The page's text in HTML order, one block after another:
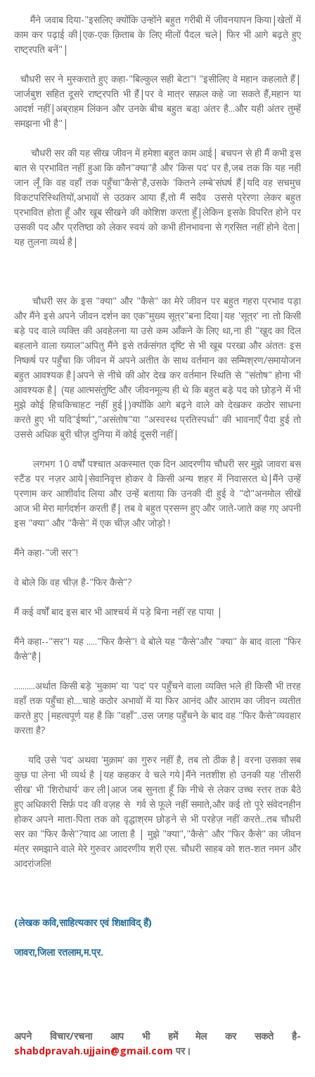
मैंने जवाब दिया-"इसलिए क्योंकि उन्होंने बहुत गरीबी में जीवनयापन किया|खेतों में
काम कर पढ़ाई की|एक-एक क़िताब के लिए मीलों पैदल चले| फिर भी आगे बढ़ते हुए
राष्ट्रपति बनें"|
चौधरी सर ने मुस्कराते हुए कहा-"बिल्कुल सही बेटा"! "इसीलिए वे महान कहलाते हैं|
जार्जबुश सहित दूसरे राष्ट्रपति भी हैं|पर वे मात्र सफ़ल कहे जा सकते हैं,महान या
आदर्श नहीं|अब्राहम लिंकन और उनके बीच बहुत बडा़ अंतर है...और यही अंतर तुम्हें
समझना भी है"|
चौधरी सर की यह सीख जीवन में हमेशा बहुत काम आई| बचपन से ही मैं कभी इस
बात से प्रभावित नहीं हुआ कि कौन"क्या"है और 'किस पद' पर है,जब तक कि यह नहीं
जान लूँ कि वह वहाँ तक पहुँचा"कैसे"है,उसके 'कितने लम्बे'संघर्ष हैं|यदि वह सचमुच
विकटपरिस्थितियों,अभावों से उठकर आया हैं,तो मैं सदैव उससे प्रेरणा लेकर बहुत
प्रभावित होता हूँ और खूब सीखने की कोशिश करता हूँ|लेकिन इसके विपरित होने पर
उसकी पद और प्रतिष्ठा को लेकर स्वयं को कभी हीनभावना से ग्रसित नहीं होने देता|
यह तुलना व्यर्थ है|
चौधरी सर के इस "क्या" और "कैसे" का मेरे जीवन पर बहुत गहरा प्रभाव पड़ा
और मैंने इसे अपने जीवन दर्शन का एक"मुख्य सूत्र"बना दिया|यह 'सूत्र' ना तो किसी
बड़े पद वाले व्यक्ति की अवहेलना या उसे कम आँकने के लिए था,ना ही "खु़द का दिल
बहलाने वाला ख्याल"अपितु मैंने इसे तर्कसंगत दृष्टि से भी खूब परखा और अंततः इस
निष्कर्ष पर पहुँचा कि जीवन में अपने अतीत के साथ वर्तमान का सम्मिश्रण/समायोजन
बहुत आवश्यक है|अपने से नीचे की ओर देख कर वर्तमान स्थिति से "संतोष" होना भी
आवश्यक है| (यह आत्मसंतुष्टि और जीवनमूल्य ही थे कि बहुत बडे़ पद को छोड़ने में भी
मुझे कोई हिचकिचाहट नहीं हुई|)क्योंकि आगे बढ़ने वाले को देखकर कठोर साधना
करते हुए भी यदि"ईर्ष्या","असंतोष"या "अस्वस्थ प्रतिस्पर्धा" की भावनाएँ पैदा हुई तो
उससे अधिक बुरी चीज़ दुनिया में कोई दूसरी नहीं|
लगभग 10 वर्षों पश्चात अकस्मात एक दिन आदरणीय चौधरी सर मुझे जावरा बस
स्टैंड पर नज़र आये|सेवानिवृत्त होकर वे किसी अन्य शहर में निवासरत थे|मैंने उन्हें
प्रणाम कर आशीर्वाद लिया और उन्हें बताया कि उनकी दी हुई वे "दो"अनमोल सीखें
आज भी मेरा मार्गदर्शन करती हैं| तब वे बहुत प्रसन्न हुए और जाते-जाते कह गए अपनी
इस "क्या" और "कैसे" में एक चीज़ और जोड़ो !
मैंने कहा-"जी सर"!
वे बोले कि वह चीज़ है-"फिर कैसे"?
मैं कई वर्षों बाद इस बार भी आश्चर्य में पड़े बिना नहीं रह पाया |
मैंने कहा--"सर"! यह ....."फिर कैसे"! वे बोले यह "कैसे"और "क्या" के बाद वाला "फिर
कैसे"है|
..........अर्थात किसी बड़े 'मुकाम' या 'पद' पर पहुँचने वाला व्यक्ति भले ही किसीे भी तरह
वहाँ तक पहुँचा हो....चाहे कठोर अभावों में या फिर आनंद और आराम का जीवन व्यतीत
करते हुए |महत्वपूर्ण यह है कि "वहाँ"..उस जगह पहुँचने के बाद वह "फिर कैसे"व्यवहार
करता है?
यदि उसे 'पद' अथवा 'मुक़ाम' का गुरुर नहीं है, तब तो ठीक है| वरना उसका सब
कुछ पा लेना भी व्यर्थ है |यह कहकर वे चले गये|मैंने नतशीश हो उनकी यह 'तीसरी
सीख' भी 'शिरोधार्य' कर ली|आज जब सुनता हूँ कि नीचे से लेकर उच्च स्तर तक बैठे
हुए अधिकारी सिर्फ़ पद की वज़ह से गर्व से फूले नहीं समाते,और कई तो पूरे संवेदनहीन
होकर अपने माता-पिता तक को वृद्धाश्रम छोड़ने से भी परहेज़ नहीं करते...तब चौधरी
सर का "फिर कैसे"?याद आ जाता है | मुझे "क्या","कैसे" और "फिर कैसे" का जीवन
मंत्र समझाने वाले मेरे गुरुवर आदरणीय श्री एस. चौधरी साहब को शत-शत नमन और
आदरांजलि!
(लेखक कवि,साहित्यकार एवं शिक्षाविद् हैं)
जावरा,जिला रतलाम,म.प्र.
अपने विचार/रचना आप भी हमें मेल कर सकते है-
shabdpravah.ujjain@gmail.com पर।